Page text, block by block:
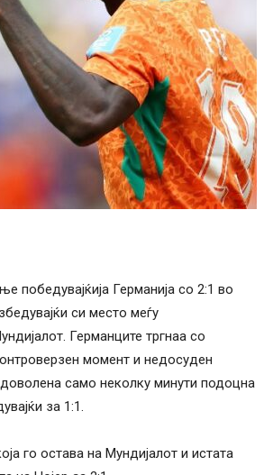
победувајќија Германија со 2:1 во
си место меѓу
Германците тргнаа со
момент и недосуден
само неколку минути подоцна
за 1:1.
го остава на Мундијалот и истата